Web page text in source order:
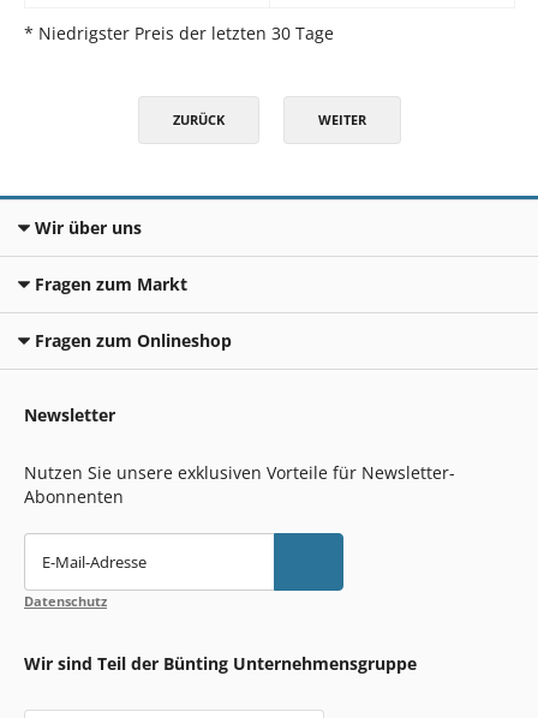
* Niedrigster Preis der letzten 30 Tage
ZURÜCK WEITER
Wir über uns
Fragen zum Markt
Fragen zum Onlineshop
Newsletter
Nutzen Sie unsere exklusiven Vorteile für Newsletter-
Abonnenten
E-Mail-Adresse
Datenschutz
Wir sind Teil der Bünting Unternehmensgruppe